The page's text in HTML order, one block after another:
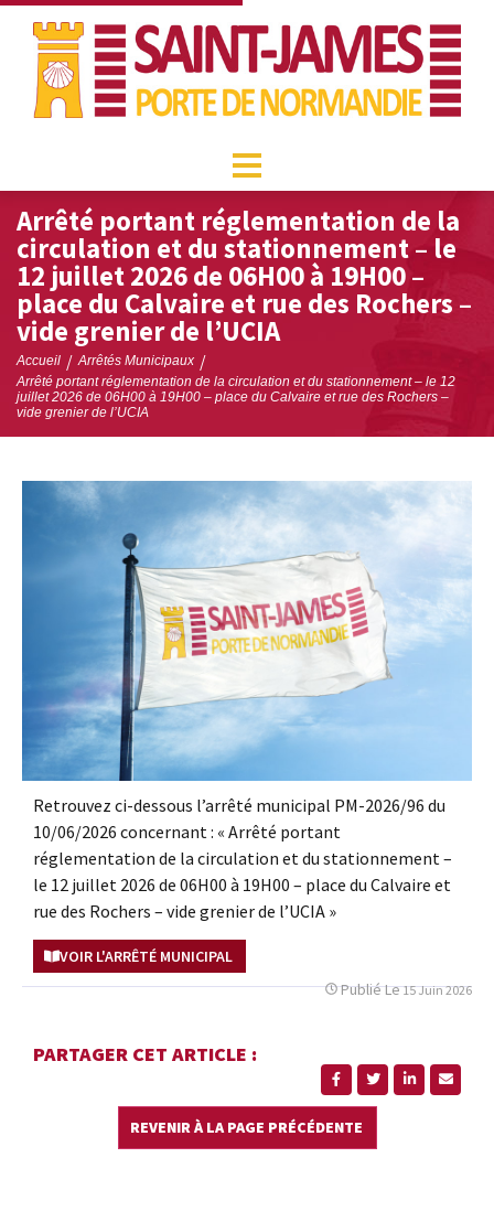
Arrêté portant réglementation de la
circulation et du stationnement – le
12 juillet 2026 de 06H00 à 19H00 –
place du Calvaire et rue des Rochers –
vide grenier de l’UCIA
Accueil / Arrêtés Municipaux /
Arrêté portant réglementation de la circulation et du stationnement – le 12
juillet 2026 de 06H00 à 19H00 – place du Calvaire et rue des Rochers –
vide grenier de l’UCIA
Retrouvez ci-dessous l’arrêté municipal PM-2026/96 du
10/06/2026 concernant : « Arrêté portant
réglementation de la circulation et du stationnement –
le 12 juillet 2026 de 06H00 à 19H00 – place du Calvaire et
rue des Rochers – vide grenier de l’UCIA »
VOIR L'ARRÊTÉ MUNICIPAL
Publié Le15 Juin 2026
PARTAGER CET ARTICLE :